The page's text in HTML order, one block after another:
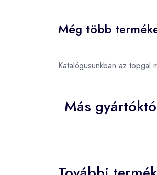
Még több
Katalógusunkban az topgal
Más